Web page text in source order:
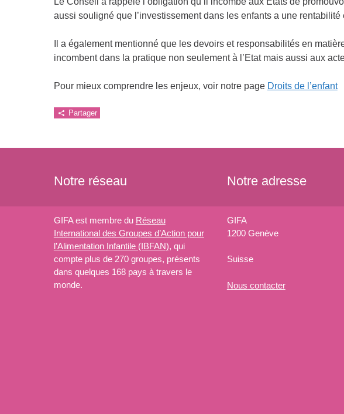
aussi souligné que l’investissement dans les enfants a une
Il a également mentionné que les devoirs et responsabilités en
incombent dans la pratique non seulement à l’Etat mais aussi aux
Pour mieux comprendre les enjeux, voir notre page Droits de l’enfant
Partager
Notre réseau
GIFA est membre du Réseau
International des Groupes d’Action pour
l’Alimentation Infantile (IBFAN), qui
compte plus de 270 groupes, présents
dans quelques 168 pays à travers le
monde.
Notre adresse
GIFA
1200 Genève
Suisse
Nous contacter